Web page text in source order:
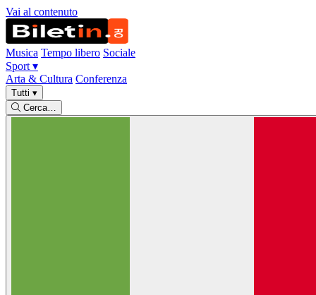
Vai al contenuto
Musica Tempo libero Sociale
Sport ▾
Arta & Cultura Conferenza
Tutti ▾
Cerca…